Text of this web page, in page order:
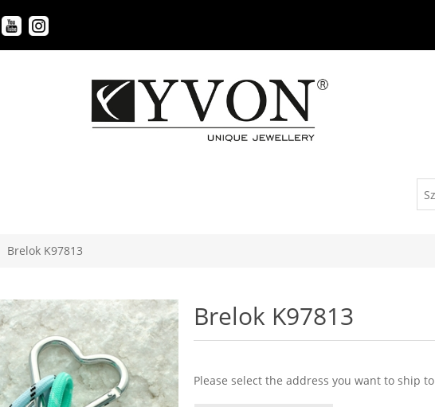
Brelok K97813
Brelok K97813
Please select the address you want to ship to